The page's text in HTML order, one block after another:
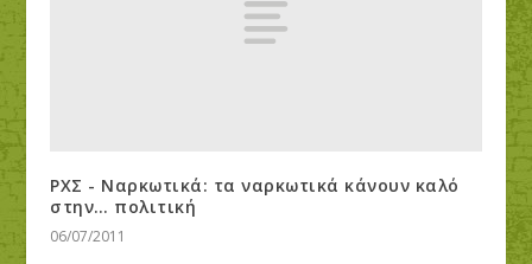
ΡΧΣ - Ναρκωτικά: τα ναρκωτικά κάνουν καλό
στην… πολιτική
06/07/2011